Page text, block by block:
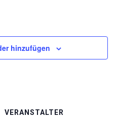
hinzufügen
VERANSTALTER